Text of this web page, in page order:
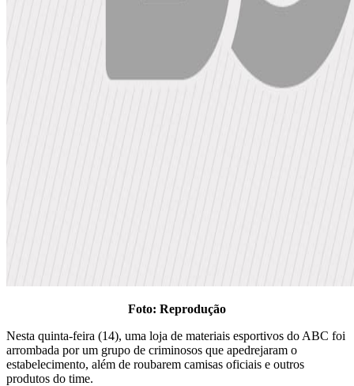
Foto: Reprodução
Nesta quinta-feira (14), uma loja de materiais esportivos do ABC foi
arrombada por um grupo de criminosos que apedrejaram o
estabelecimento, além de roubarem camisas oficiais e outros
produtos do time.